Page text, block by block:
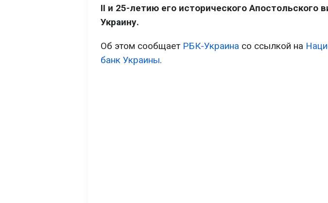
II и 25-летию его исторического Апостольского
Украину.
Об этом сообщает РБК-Украина со ссылкой на
банк Украины.